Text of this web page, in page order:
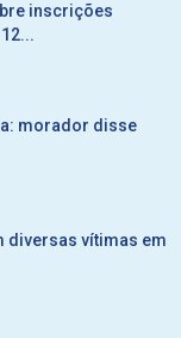
inscrições
morador disse
diversas vítimas em